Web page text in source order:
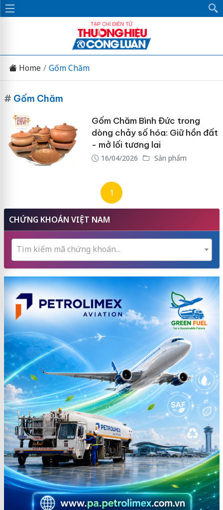
Home Gốm Chăm
# Gốm Chăm
Gốm Chăm Bình Đức trong
dòng chảy số hóa: Giữ hồn đất
- mở lối tương lai
16/04/2026 Sản phẩm
1
CHỨNG KHOÁN VIỆT NAM
Tìm kiếm mã chứng khoán...